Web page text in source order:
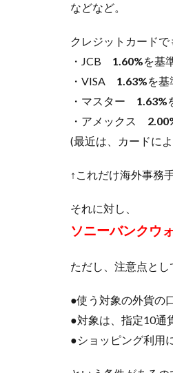
4]ソ
銀行
貨両
替レ
ート
が良
い
1.5
5]満
以上
カー
行で
1.6
未成
年者
などなど。
クレジットカードで
・JCB 1.60%を基
・VISA 1.63%を基
・マスター 1.63%
・アメックス
(最近は、カードに
↑これだけ海外事務
それに対し、
ソニーバンクウ
ただし、注意点とし
●使う対象の外貨の
●対象は、指定10通
●ショッピング利用